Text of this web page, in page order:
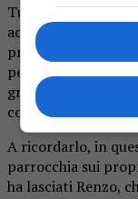
Tutti lo ricordano
accogliente, un
presente laddove
per tutti, amava i
grazie e quel suo
contraddistingueva.
A ricordarlo, in
parrocchia sui
ha lasciati Renzo,